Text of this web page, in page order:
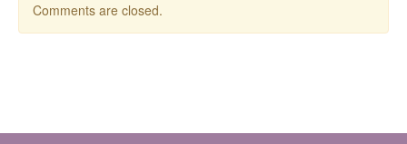
Comments are closed.